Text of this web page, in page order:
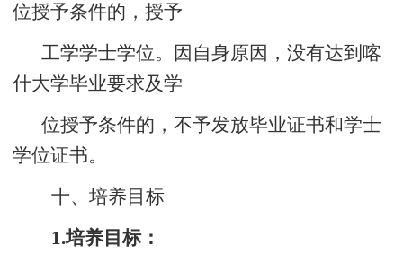
位授予条件的，授予
工学学士学位。因自身原因，没有达到喀
什大学毕业要求及学
位授予条件的，不予发放毕业证书和学士
学位证书。
十、培养目标
1.培养目标：